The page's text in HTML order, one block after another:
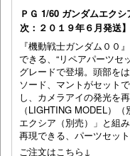
ＰＧ 1/60 ガンダムエク
次：２０１９年６月発送】
『機動戦士ガンダム００
できる、“リペアパーツセ
グレードで登場。頭部を
ソード、マントがセット
し、カメラアイの発光を
（LIGHTING MODEL）
エクシア（別売）」と組
再現できる、パーツセット
ご注文はこちら↓